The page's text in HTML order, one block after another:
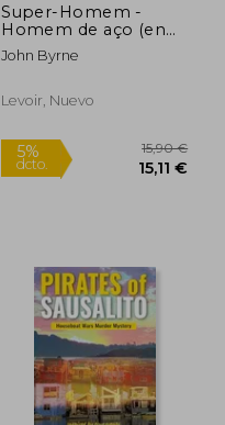
5%
Super-Homem -
Homem de aço (en
Portugués)
John Byrne
Levoir, Nuevo